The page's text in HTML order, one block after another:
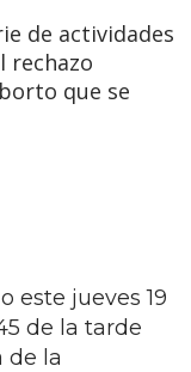
de actividades
rechazo
que se
este jueves 19
de la tarde
de la